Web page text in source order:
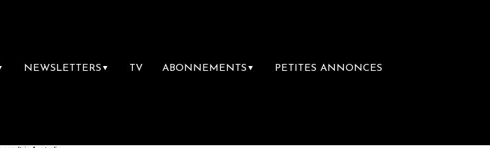
NEWSLETTERS ▼ TV ABONNEMENTS ▼ PETITES ANNONCES